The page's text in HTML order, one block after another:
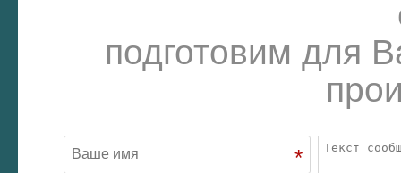
подготовим для
*